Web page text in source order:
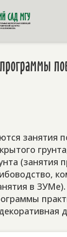
занятия
(занятия
в